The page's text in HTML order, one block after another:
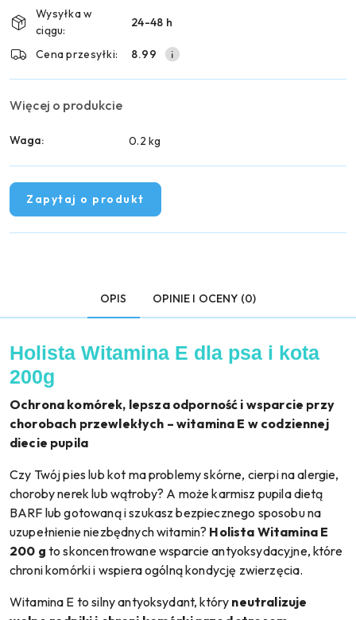
dostawa
Wysyłka w
ciągu:
24-48 h
Cena przesyłki: 8.99
Więcej o produkcie
Waga: 0.2 kg
Zapytaj o produkt
OPIS OPINIE I OCENY (0)
Holista Witamina E dla psa i kota
200g
Ochrona komórek, lepsza odporność i wsparcie przy
chorobach przewlekłych – witamina E w codziennej
diecie pupila
Czy Twój pies lub kot ma problemy skórne, cierpi na alergie,
choroby nerek lub wątroby? A może karmisz pupila dietą
BARF lub gotowaną i szukasz bezpiecznego sposobu na
uzupełnienie niezbędnych witamin? Holista Witamina E
200 g to skoncentrowane wsparcie antyoksydacyjne, które
chroni komórki i wspiera ogólną kondycję zwierzęcia.
Witamina E to silny antyoksydant, który neutralizuje